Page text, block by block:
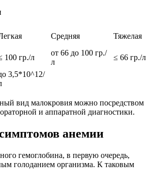
Средняя Тяжелая
100 гр./л
от 66 до 100 гр./
л
≤ 66 гр./л
3,5*10^12/
вид малокровия можно посредством
и аппаратной диагностики.
анемии
гемоглобина, в первую очередь,
голоданием организма. К таковым